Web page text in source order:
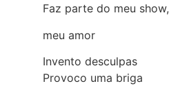
Faz parte do meu show,
meu amor
Invento desculpas
Provoco uma briga